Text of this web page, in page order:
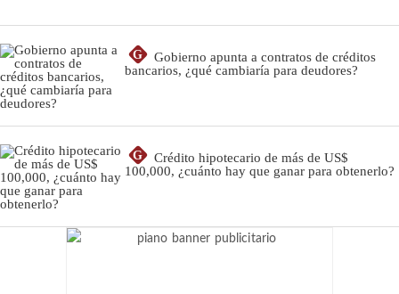
G
Gobierno apunta a contratos de créditos
bancarios, ¿qué cambiaría para deudores?
G
Crédito hipotecario de más de US$
100,000, ¿cuánto hay que ganar para obtenerlo?